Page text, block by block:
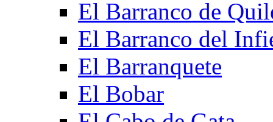
El Barranco de
El Barranco del
El Barranquete
El Bobar